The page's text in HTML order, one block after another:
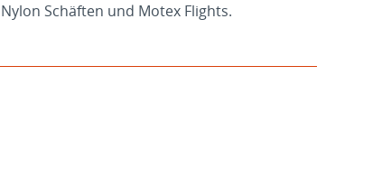
Schäften und Motex Flights.